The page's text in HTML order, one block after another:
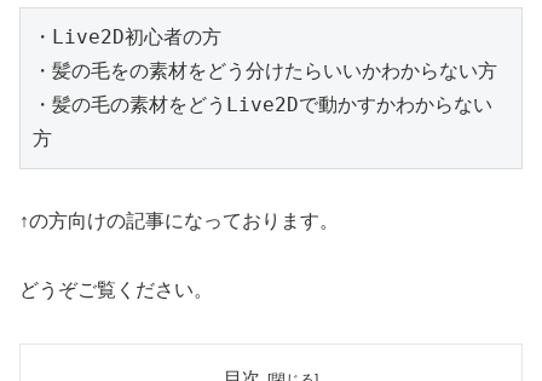
・Live2D初心者の方
・髪の毛をの素材をどう分けたらいいかわからない方
・髪の毛の素材をどうLive2Dで動かすかわからない
方
↑の方向けの記事になっております。
どうぞご覧ください。